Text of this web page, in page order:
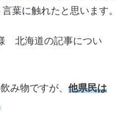
葉に触れたと思います。
北海道の記事につい
み物ですが、他県民は